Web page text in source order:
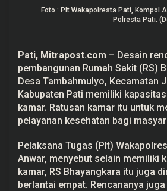
n
g
k
a
d
i
a
k
e
n
a
a
t
M
i
Foto : Plt Wakapolresta Pati, Kompol
Polresta Pati.
Pati, Mitrapost.com – Desain
pembangunan Rumah Sakit (RS)
Desa Tambahmulyo, Kecamatan
Kabupaten Pati memiliki
kamar. Ratusan kamar itu untuk
pelayanan kesehatan bagi
Pelaksana Tugas (Plt)
Anwar, menyebut selain memiliki
kamar, RS Bhayangkara itu juga
berlantai empat. Rencananya